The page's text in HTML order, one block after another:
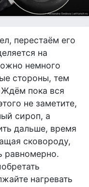
перестаём его
на
немного
стороны, тем
пока вся
не заметите,
сироп, а
дальше, время
сковороду,
равномерно.
нагревать